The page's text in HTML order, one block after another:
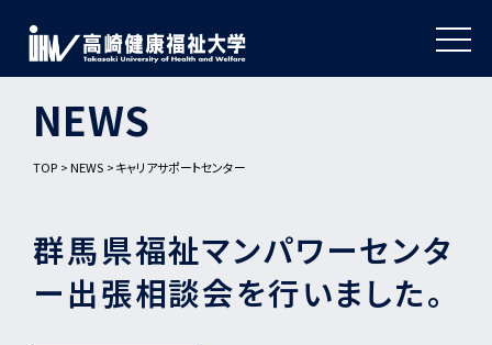
NEWS
TOP NEWS キャリアサポートセンター
群馬県福祉マンパワーセンタ
ー出張相談会を行いました。